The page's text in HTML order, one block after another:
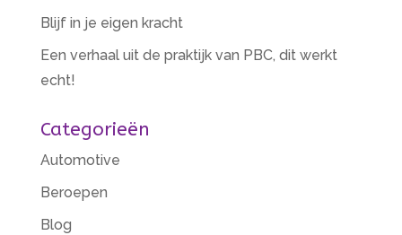
Blijf in je eigen kracht
Een verhaal uit de praktijk van PBC, dit werkt
echt!
Categorieën
Automotive
Beroepen
Blog